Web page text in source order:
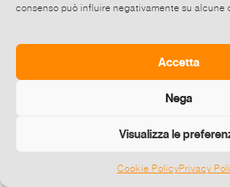
consenso può influire negativamente su alcune
Accetta
Nega
Visualizza le
Cookie PolicyPrivacy
©2026 E-zine